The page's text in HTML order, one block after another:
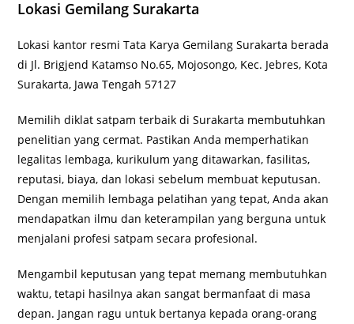
Lokasi Gemilang Surakarta
Lokasi kantor resmi Tata Karya Gemilang Surakarta berada
di Jl. Brigjend Katamso No.65, Mojosongo, Kec. Jebres, Kota
Surakarta, Jawa Tengah 57127
Memilih diklat satpam terbaik di Surakarta membutuhkan
penelitian yang cermat. Pastikan Anda memperhatikan
legalitas lembaga, kurikulum yang ditawarkan, fasilitas,
reputasi, biaya, dan lokasi sebelum membuat keputusan.
Dengan memilih lembaga pelatihan yang tepat, Anda akan
mendapatkan ilmu dan keterampilan yang berguna untuk
menjalani profesi satpam secara profesional.
Mengambil keputusan yang tepat memang membutuhkan
waktu, tetapi hasilnya akan sangat bermanfaat di masa
depan. Jangan ragu untuk bertanya kepada orang-orang